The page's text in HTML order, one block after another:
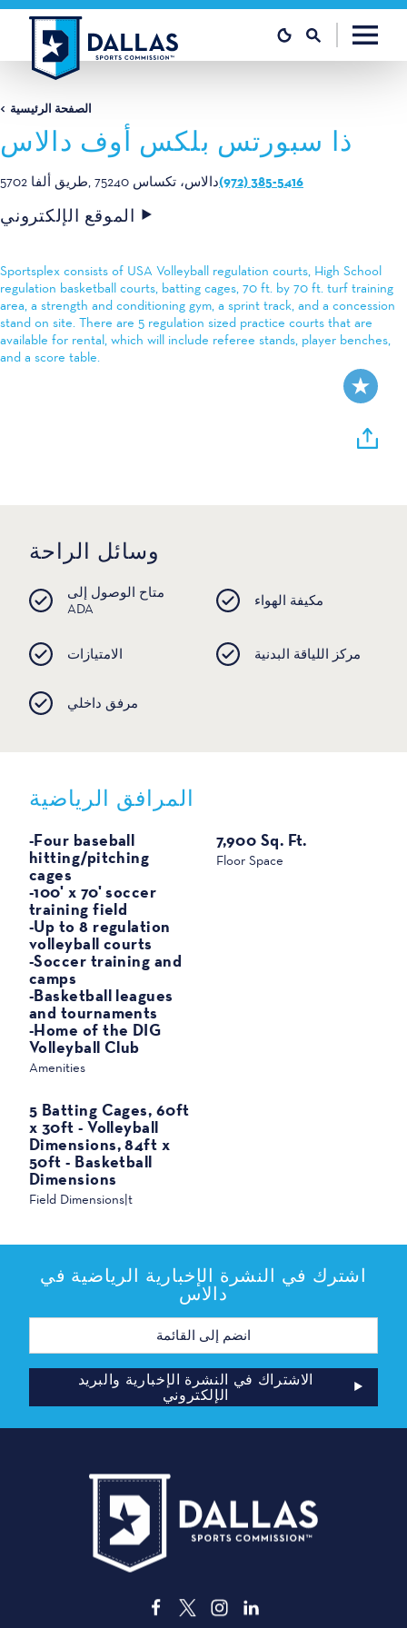
تخطي إلى المحتوى
الصفحة الرئيسية
ذا سبورتس بلكس أوف دالاس
5702 طريق ألفا دالاس، تكساس 75240(972) 385-5416
الموقع الإلكتروني
Sportsplex consists of USA Volleyball regulation courts, High School
regulation basketball courts, batting cages, 70 ft. by 70 ft. turf training
area, a strength and conditioning gym, a sprint track, and a concession
stand on site. There are 5 regulation sized practice courts that are
available for rental, which will include referee stands, player benches,
and a score table.
وسائل الراحة
متاح الوصول إلى
ADA
مكيفة الهواء
الامتيازات مركز اللياقة البدنية
مرفق داخلي
المرافق الرياضية
الرياضة
Amenities
-Four baseball
hitting/pitching
cages
-100' x 70' soccer
training field
-Up to 8 regulation
volleyball courts
-Soccer training and
camps
-Basketball leagues
and tournaments
-Home of the DIG
Volleyball Club
Floor Space
7,900 Sq. Ft.
Field Dimensions|t
5 Batting Cages, 60ft
x 30ft - Volleyball
Dimensions, 84ft x
50ft - Basketball
Dimensions
اشترك في النشرة الإخبارية الرياضية في
دالاس
عنوان
الإلكتروني
الاشتراك في النشرة الإخبارية والبريد
الإلكتروني